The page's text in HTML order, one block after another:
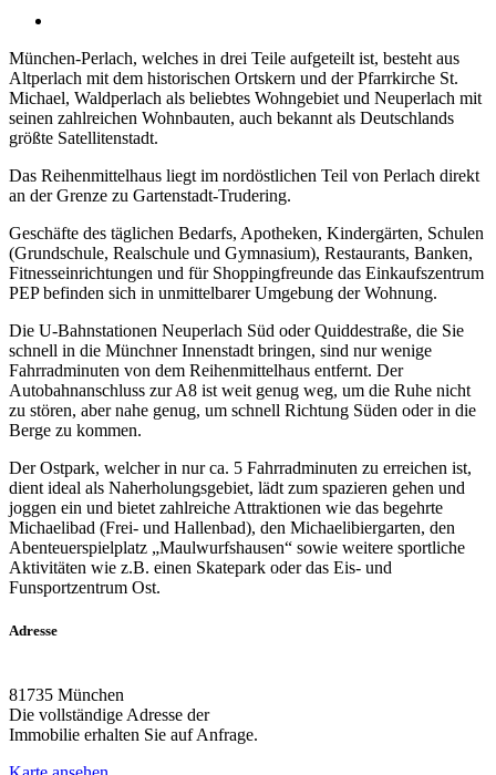
München-Perlach, welches in drei Teile aufgeteilt ist, besteht aus
Altperlach mit dem historischen Ortskern und der Pfarrkirche St.
Michael, Waldperlach als beliebtes Wohngebiet und Neuperlach mit
seinen zahlreichen Wohnbauten, auch bekannt als Deutschlands
größte Satellitenstadt.
Das Reihenmittelhaus liegt im nordöstlichen Teil von Perlach direkt
an der Grenze zu Gartenstadt-Trudering.
Geschäfte des täglichen Bedarfs, Apotheken, Kindergärten, Schulen
(Grundschule, Realschule und Gymnasium), Restaurants, Banken,
Fitnesseinrichtungen und für Shoppingfreunde das Einkaufszentrum
PEP befinden sich in unmittelbarer Umgebung der Wohnung.
Die U-Bahnstationen Neuperlach Süd oder Quiddestraße, die Sie
schnell in die Münchner Innenstadt bringen, sind nur wenige
Fahrradminuten von dem Reihenmittelhaus entfernt. Der
Autobahnanschluss zur A8 ist weit genug weg, um die Ruhe nicht
zu stören, aber nahe genug, um schnell Richtung Süden oder in die
Berge zu kommen.
Der Ostpark, welcher in nur ca. 5 Fahrradminuten zu erreichen ist,
dient ideal als Naherholungsgebiet, lädt zum spazieren gehen und
joggen ein und bietet zahlreiche Attraktionen wie das begehrte
Michaelibad (Frei- und Hallenbad), den Michaelibiergarten, den
Abenteuerspielplatz „Maulwurfshausen“ sowie weitere sportliche
Aktivitäten wie z.B. einen Skatepark oder das Eis- und
Funsportzentrum Ost.
Adresse
81735 München
Die vollständige Adresse der
Immobilie erhalten Sie auf Anfrage.